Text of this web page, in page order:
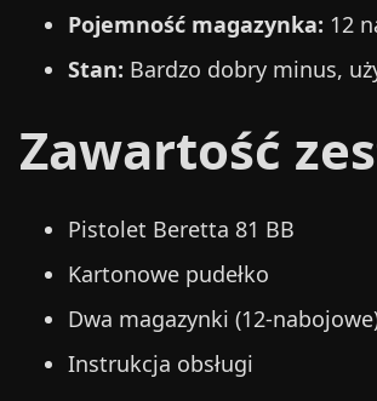
Pojemność magazynka: 12
Stan: Bardzo dobry minus,
Zawartość
Pistolet Beretta 81 BB
Kartonowe pudełko
Dwa magazynki (12-
Instrukcja obsługi